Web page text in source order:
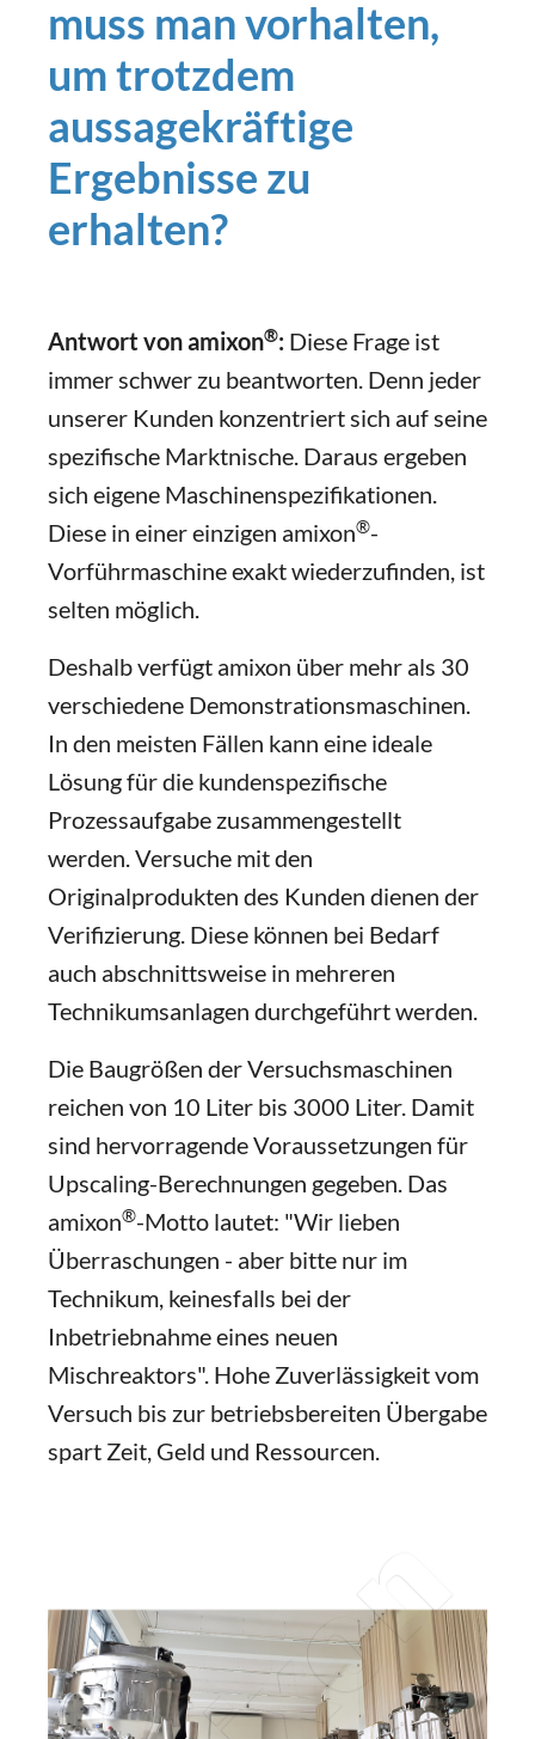
muss man vorhalten,
um trotzdem
aussagekräftige
Ergebnisse zu
erhalten?
Antwort von amixon®: Diese Frage ist
immer schwer zu beantworten. Denn jeder
unserer Kunden konzentriert sich auf seine
spezifische Marktnische. Daraus ergeben
sich eigene Maschinenspezifikationen.
Diese in einer einzigen amixon®-
Vorführmaschine exakt wiederzufinden, ist
selten möglich.
Deshalb verfügt amixon über mehr als 30
verschiedene Demonstrationsmaschinen.
In den meisten Fällen kann eine ideale
Lösung für die kundenspezifische
Prozessaufgabe zusammengestellt
werden. Versuche mit den
Originalprodukten des Kunden dienen der
Verifizierung. Diese können bei Bedarf
auch abschnittsweise in mehreren
Technikumsanlagen durchgeführt werden.
Die Baugrößen der Versuchsmaschinen
reichen von 10 Liter bis 3000 Liter. Damit
sind hervorragende Voraussetzungen für
Upscaling-Berechnungen gegeben. Das
amixon®-Motto lautet: "Wir lieben
Überraschungen - aber bitte nur im
Technikum, keinesfalls bei der
Inbetriebnahme eines neuen
Mischreaktors". Hohe Zuverlässigkeit vom
Versuch bis zur betriebsbereiten Übergabe
spart Zeit, Geld und Ressourcen.